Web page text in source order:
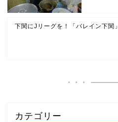
下関にJリーグを！「バレイン下関」
カテゴリー